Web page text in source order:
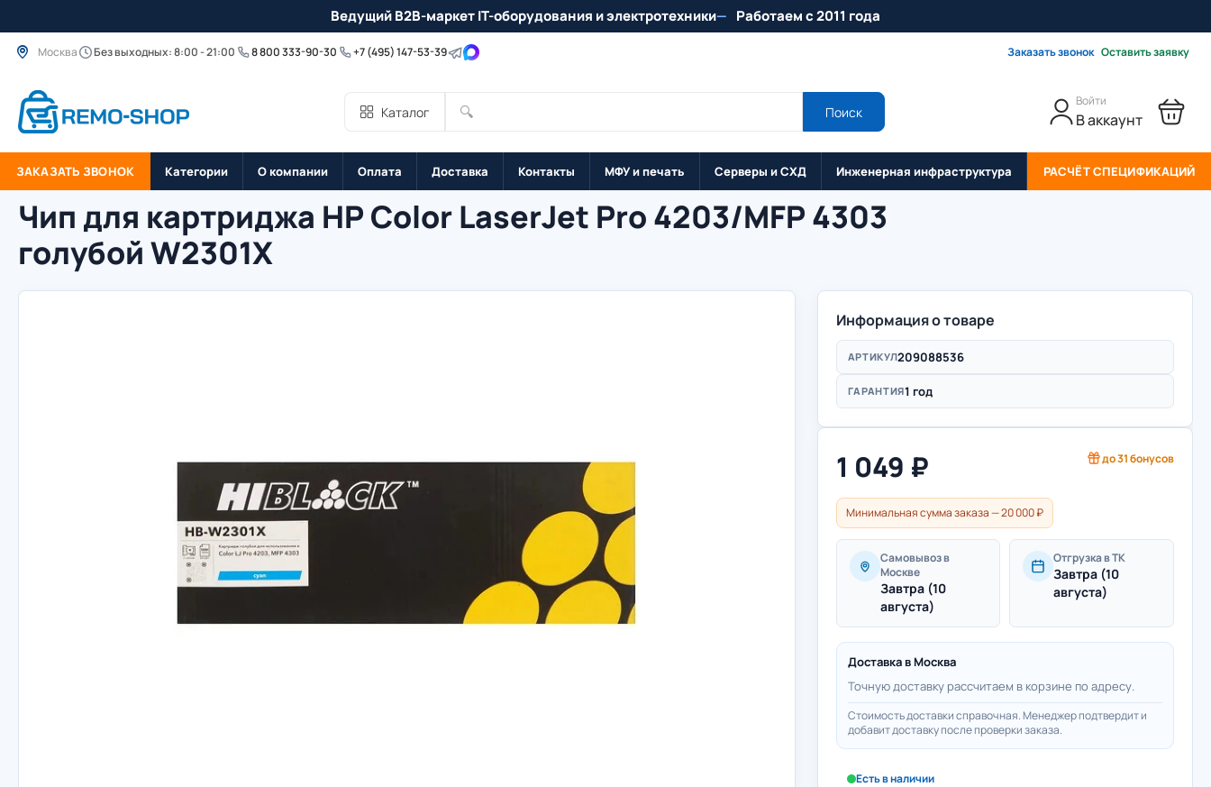
Ведущий B2B-маркет IT-оборудования и электротехники Работаем с 2011 года
Москва Без выходных: 8:00 - 21:00 8 800 333-90-30 +7 (495) 147-53-39 Заказать звонок Оставить заявку
Каталог 🔍 Поиск
Войти
В аккаунт
ЗАКАЗАТЬ ЗВОНОК Категории О компании Оплата Доставка Контакты МФУ и печать Серверы и СХД Инженерная инфраструктура РАСЧЁТ СПЕЦИФИКАЦИЙ
Чип для картриджа HP Color LaserJet Pro 4203/MFP 4303
голубой W2301X
Информация о товаре
АРТИКУЛ209088536
ГАРАНТИЯ1 год
1 049 ₽ до31бонусов
Минимальная сумма заказа — 20 000 ₽
Самовывоз в
Москве
Завтра (10
августа)
Отгрузка в ТК
Завтра (10
августа)
Доставка в Москва
Точную доставку рассчитаем в корзине по адресу.
Стоимость доставки справочная. Менеджер подтвердит и
добавит доставку после проверки заказа.
Есть в наличии